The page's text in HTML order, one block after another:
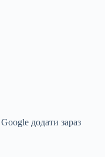
додати зараз